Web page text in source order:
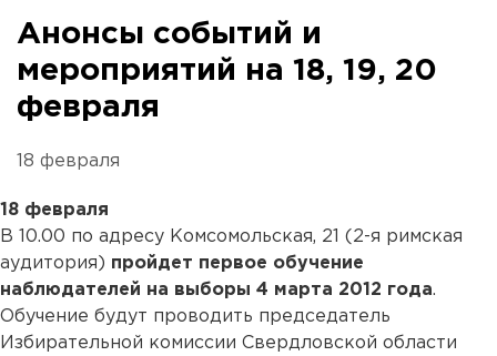
Анонсы событий и
мероприятий на 18, 19, 20
февраля
18 февраля
18 февраля
В 10.00 по адресу Комсомольская, 21 (2-я римская
аудитория) пройдет первое обучение
наблюдателей на выборы 4 марта 2012 года.
Обучение будут проводить председатель
Избирательной комиссии Свердловской области